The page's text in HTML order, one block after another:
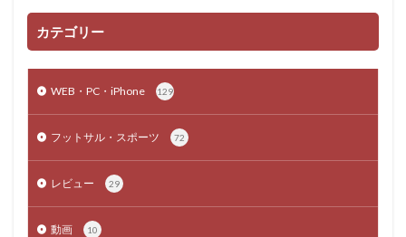
カテゴリー
WEB・PC・iPhone 129
フットサル・スポーツ 72
レビュー 29
動画 10